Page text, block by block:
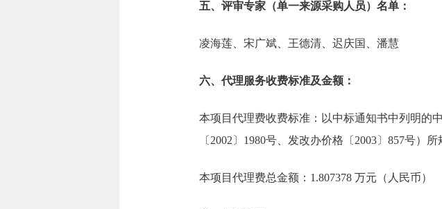
五、评审专家（单一来源采购人员）名单：
凌海莲、宋广斌、王德清、迟庆国、潘慧
六、代理服务收费标准及金额：
本项目代理费收费标准：以中标通知书中列明的
〔2002〕1980号、发改办价格〔2003〕857号）
本项目代理费总金额：1.807378 万元（人民币）